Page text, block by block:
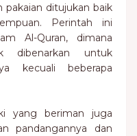
ditujukan baik
Perintah ini
Al-Quran, dimana
dibenarkan untuk
kecuali beberapa
yang beriman juga
pandangannya dan